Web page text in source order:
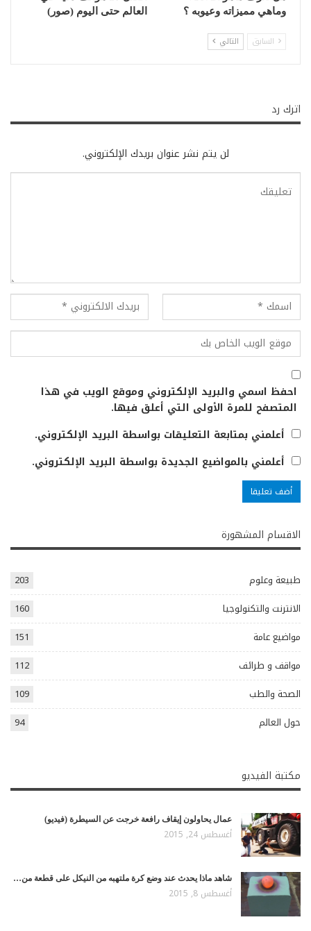
وماهي مميزاته وعيوبه ؟
العالم حتى اليوم (صور)
السابق التالي
اترك رد
لن يتم نشر عنوان بريدك الإلكتروني.
احفظ اسمي والبريد الإلكتروني وموقع الويب في هذا
المتصفح للمرة الأولى التي أعلق فيها.
أعلمني بمتابعة التعليقات بواسطة البريد الإلكتروني.
أعلمني بالمواضيع الجديدة بواسطة البريد الإلكتروني.
الاقسام المشهورة
طبيعة وعلوم
203
الانترنت والتكنولوجيا
160
مواضيع عامة
151
مواقف و طرائف
112
الصحة والطب
109
حول العالم
94
مكتبة الفيديو
عمال يحاولون إيقاف رافعة خرجت عن السيطرة (فيديو)
أغسطس 24, 2015
شاهد ماذا يحدث عند وضع كرة ملتهبه من النيكل على قطعة من…
أغسطس 8, 2015